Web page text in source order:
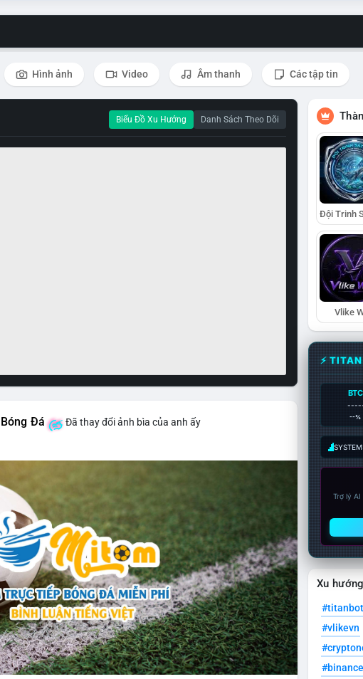
Hình ảnh Video Âm thanh Các tập tin
Biểu Đồ Xu Hướng Danh Sách Theo Dõi
Đá Đã thay đổi ảnh bìa của anh ấy
Vlike
⚡
BTC
--%
Trợ lý
Xu
#titanbot
#vlikevn